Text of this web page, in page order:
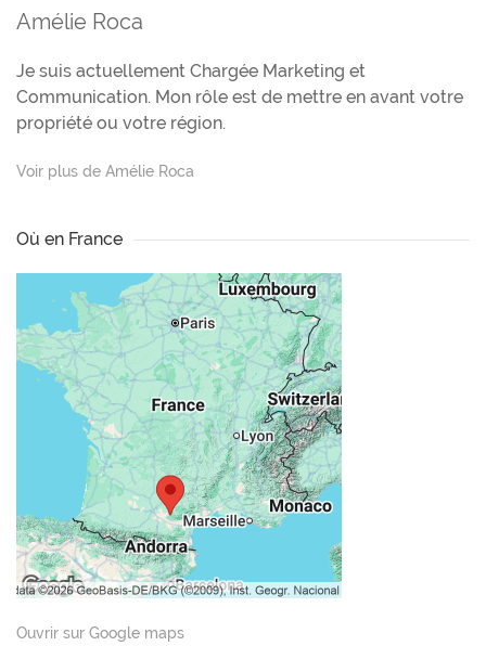
Amélie Roca
Je suis actuellement Chargée Marketing et
Communication. Mon rôle est de mettre en avant votre
propriété ou votre région.
Voir plus de Amélie Roca
Où en France
Ouvrir sur Google maps